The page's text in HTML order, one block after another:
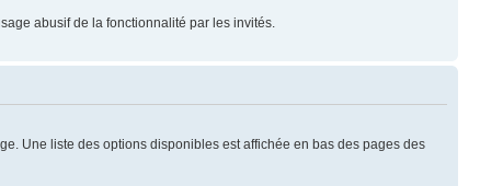
abusif de la fonctionnalité par les invités.
Une liste des options disponibles est affichée en bas des pages des